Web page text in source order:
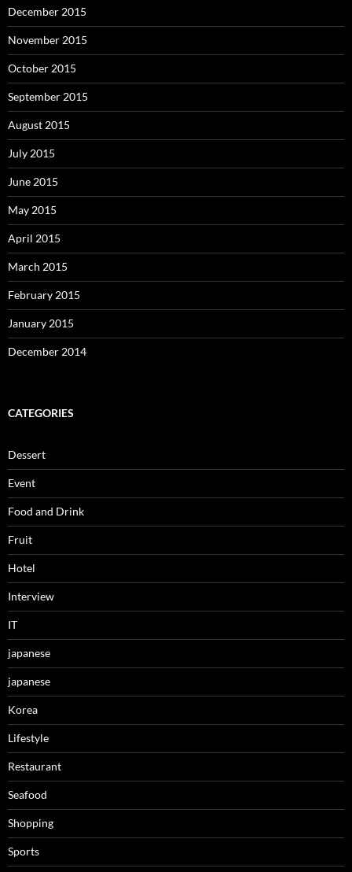
December 2015
November 2015
October 2015
September 2015
August 2015
July 2015
June 2015
May 2015
April 2015
March 2015
February 2015
January 2015
December 2014
CATEGORIES
Dessert
Event
Food and Drink
Fruit
Hotel
Interview
IT
japanese
japanese
Korea
Lifestyle
Restaurant
Seafood
Shopping
Sports